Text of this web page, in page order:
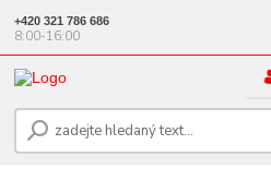
+420 321 786 686
8:00-16:00